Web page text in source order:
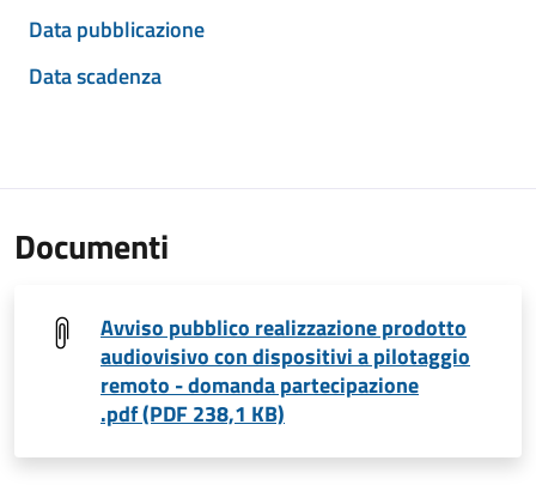
Data pubblicazione
Data scadenza
Documenti
Avviso pubblico realizzazione prodotto
audiovisivo con dispositivi a pilotaggio
remoto - domanda partecipazione
.pdf (PDF 238,1 KB)